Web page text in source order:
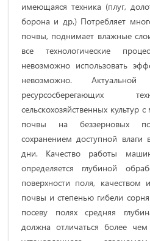
имеющаяся техника (плуг,
борона и др.) Потребляет
почвы, поднимает влажные
все технологические
невозможно использовать
невозможно. Актуальной
ресурсосберегающих
сельскохозяйственных культур
почвы на беззерновых
сохранением доступной
дни. Качество работы
определяется глубиной
поверхности поля, качеством
почвы и степенью гибели
посеву полях средняя
должна отличаться более